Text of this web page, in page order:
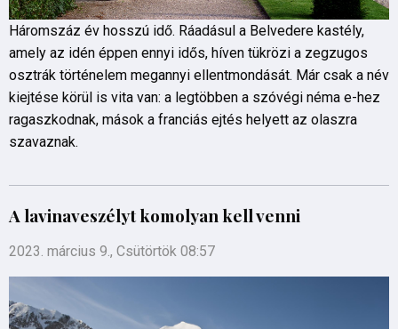
Háromszáz év hosszú idő. Ráadásul a Belvedere kastély,
amely az idén éppen ennyi idős, híven tükrözi a zegzugos
osztrák történelem megannyi ellentmondását. Már csak a név
kiejtése körül is vita van: a legtöbben a szóvégi néma e-hez
ragaszkodnak, mások a franciás ejtés helyett az olaszra
szavaznak.
A lavinaveszélyt komolyan kell venni
2023. március 9., Csütörtök 08:57